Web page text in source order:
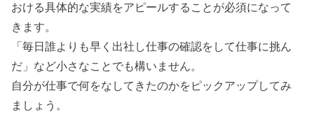
おける具体的な実績をアピールすることが必須になって
きます。
「毎日誰よりも早く出社し仕事の確認をして仕事に挑ん
だ」など小さなことでも構いません。
自分が仕事で何をなしてきたのかをピックアップしてみ
ましょう。